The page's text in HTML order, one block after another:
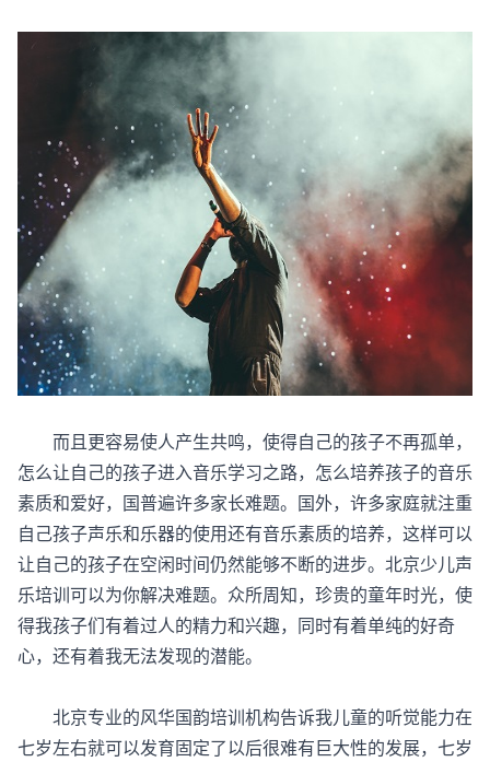
而且更容易使人产生共鸣，使得自己的孩子不再孤单，
怎么让自己的孩子进入音乐学习之路，怎么培养孩子的音乐
素质和爱好，国普遍许多家长难题。国外，许多家庭就注重
自己孩子声乐和乐器的使用还有音乐素质的培养，这样可以
让自己的孩子在空闲时间仍然能够不断的进步。北京少儿声
乐培训可以为你解决难题。众所周知，珍贵的童年时光，使
得我孩子们有着过人的精力和兴趣，同时有着单纯的好奇
心，还有着我无法发现的潜能。
北京专业的风华国韵培训机构告诉我儿童的听觉能力在
七岁左右就可以发育固定了以后很难有巨大性的发展，七岁